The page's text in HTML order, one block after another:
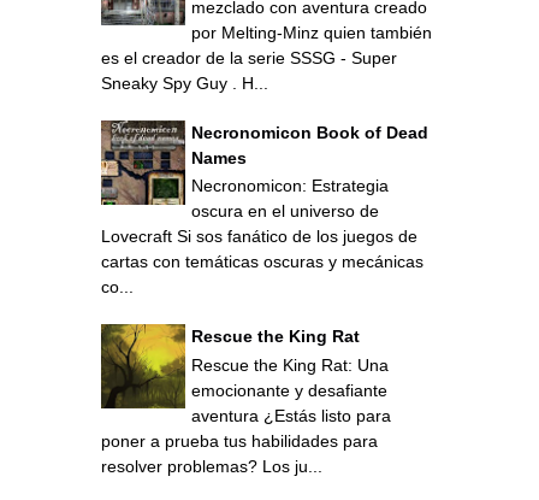
mezclado con aventura creado
por Melting-Minz quien también
es el creador de la serie SSSG - Super
Sneaky Spy Guy . H...
Necronomicon Book of Dead
Names
Necronomicon: Estrategia
oscura en el universo de
Lovecraft Si sos fanático de los juegos de
cartas con temáticas oscuras y mecánicas
co...
Rescue the King Rat
Rescue the King Rat: Una
emocionante y desafiante
aventura ¿Estás listo para
poner a prueba tus habilidades para
resolver problemas? Los ju...